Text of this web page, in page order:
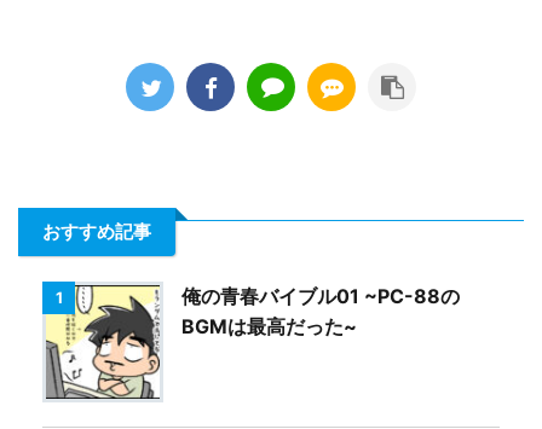
おすすめ記事
1
俺の青春バイブル01 ~PC-88の
BGMは最高だった~